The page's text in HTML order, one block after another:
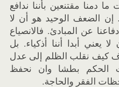
دمنا مقتنعين بأننا ندافع
الضعف الوحيد هو أن لا
عن المبادئ. فالانصياع
يعني أبدا أننا أذكياء. بل
كيف نقلب الظلم إلى عدل
بطشا وان نحفظ
الفقر والحاجة.